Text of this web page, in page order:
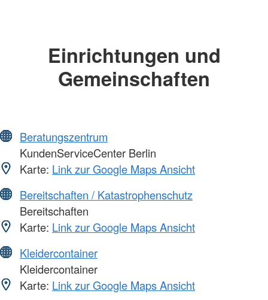
Einrichtungen und
Gemeinschaften
Beratungszentrum
KundenServiceCenter Berlin
Karte: Link zur Google Maps Ansicht
Bereitschaften / Katastrophenschutz
Bereitschaften
Karte: Link zur Google Maps Ansicht
Kleidercontainer
Kleidercontainer
Karte: Link zur Google Maps Ansicht